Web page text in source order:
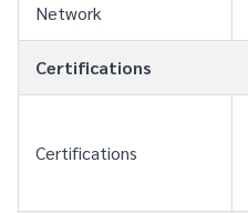
Network
Certifications
Certifications